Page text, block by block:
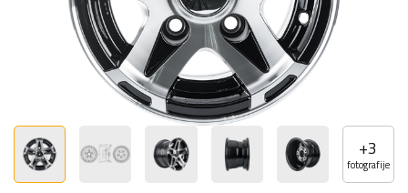
+3
fotografije